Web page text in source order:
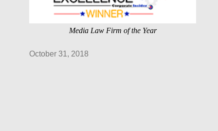
Intellectual Property Law Firm